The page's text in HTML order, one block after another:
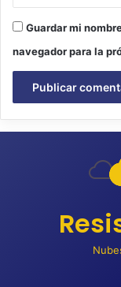
Guardar mi
navegador para la